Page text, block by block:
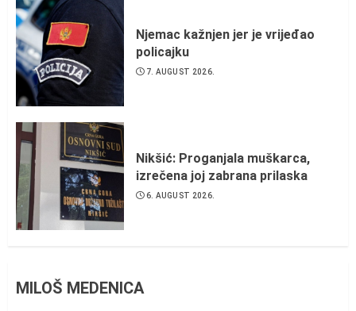
Njemac kažnjen jer je vrijeđao
policajku
7. AUGUST 2026.
Nikšić: Proganjala muškarca,
izrečena joj zabrana prilaska
6. AUGUST 2026.
MILOŠ MEDENICA